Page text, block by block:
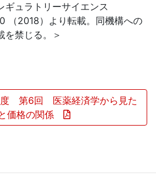
ギュラトリーサイエンス
（2018）より転載。同機構への
を禁じる。＞
度 第6回 医薬経済学から見た
価格の関係